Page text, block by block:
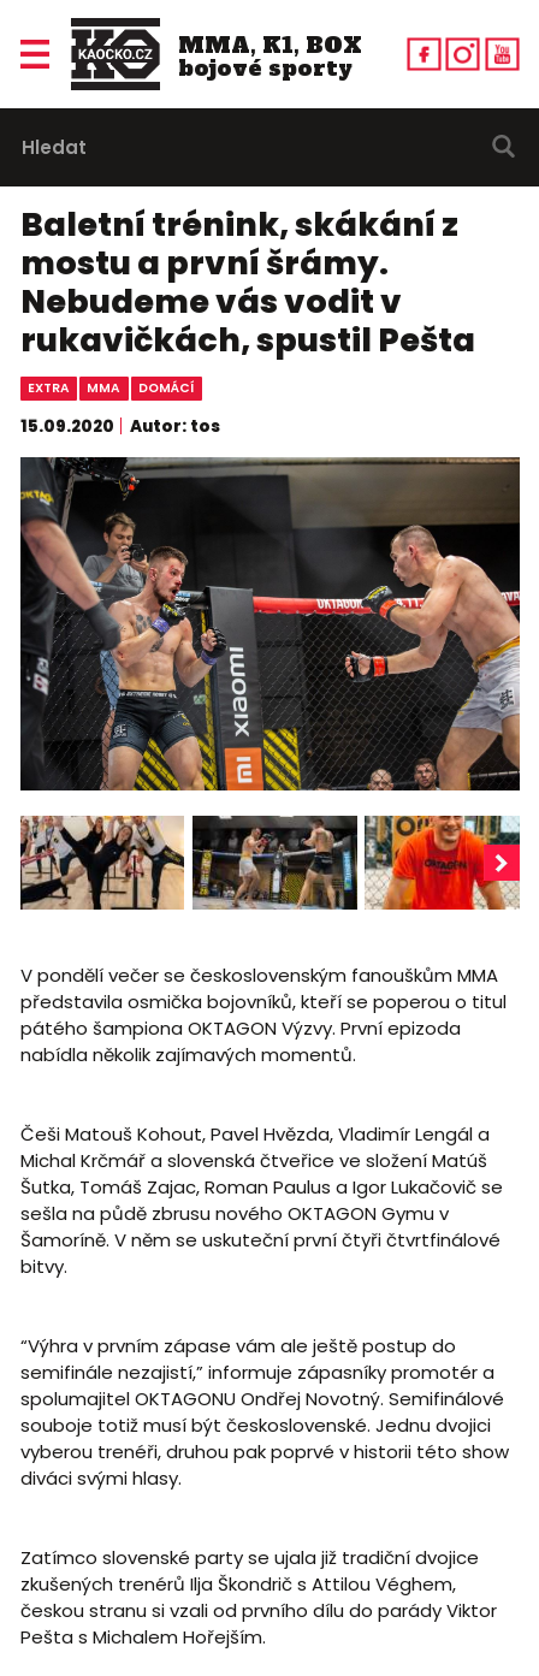
MMA, K1, BOX
bojové sporty
Baletní trénink, skákání z
mostu a první šrámy.
Nebudeme vás vodit v
rukavičkách, spustil Pešta
EXTRA MMA DOMÁCÍ
15.09.2020 Autor: tos
V pondělí večer se československým fanouškům MMA
představila osmička bojovníků, kteří se poperou o titul
pátého šampiona OKTAGON Výzvy. První epizoda
nabídla několik zajímavých momentů.
Češi Matouš Kohout, Pavel Hvězda, Vladimír Lengál a
Michal Krčmář a slovenská čtveřice ve složení Matúš
Šutka, Tomáš Zajac, Roman Paulus a Igor Lukačovič se
sešla na půdě zbrusu nového OKTAGON Gymu v
Šamoríně. V něm se uskuteční první čtyři čtvrtfinálové
bitvy.
“Výhra v prvním zápase vám ale ještě postup do
semifinále nezajistí,” informuje zápasníky promotér a
spolumajitel OKTAGONU Ondřej Novotný. Semifinálové
souboje totiž musí být československé. Jednu dvojici
vyberou trenéři, druhou pak poprvé v historii této show
diváci svými hlasy.
Zatímco slovenské party se ujala již tradiční dvojice
zkušených trenérů Ilja Škondrič s Attilou Véghem,
českou stranu si vzali od prvního dílu do parády Viktor
Pešta s Michalem Hořejším.